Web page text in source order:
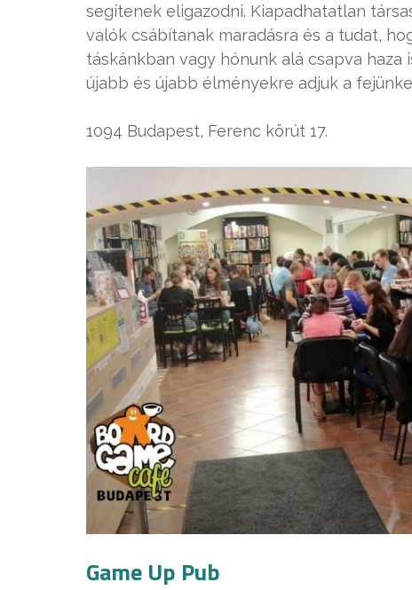
segítenek eligazodni. Kiapadhatatlan
valók csábítanak maradásra és a tudat,
táskánkban vagy hónunk alá csapva
újabb és újabb élményekre adjuk a
1094 Budapest, Ferenc körút 17.
Game Up Pub